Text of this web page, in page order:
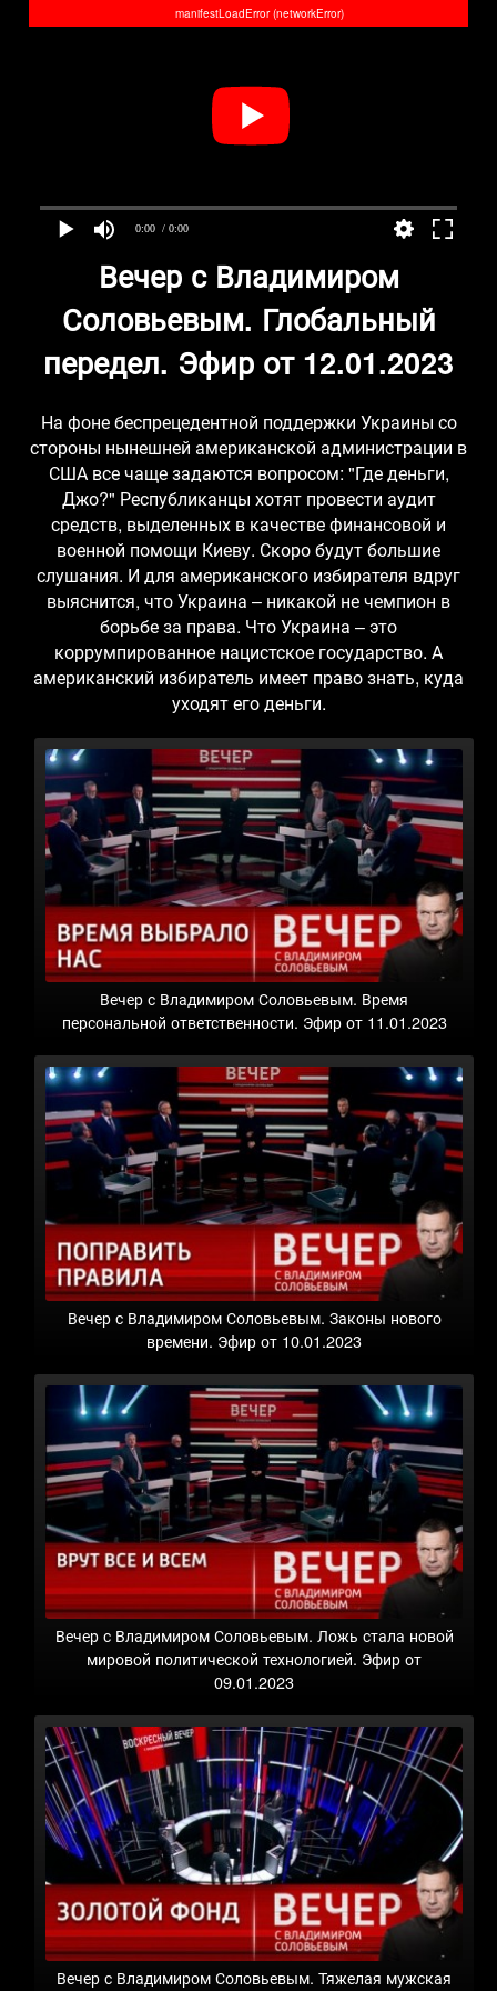
0:00 / 0:00
manifestLoadError (networkError)
Вечер с Владимиром
Соловьевым. Глобальный
передел. Эфир от 12.01.2023
На фоне беспрецедентной поддержки Украины со
стороны нынешней американской администрации в
США все чаще задаются вопросом: "Где деньги,
Джо?" Республиканцы хотят провести аудит
средств, выделенных в качестве финансовой и
военной помощи Киеву. Скоро будут большие
слушания. И для американского избирателя вдруг
выяснится, что Украина – никакой не чемпион в
борьбе за права. Что Украина – это
коррумпированное нацистское государство. А
американский избиратель имеет право знать, куда
уходят его деньги.
Вечер с Владимиром Соловьевым. Время
персональной ответственности. Эфир от 11.01.2023
Вечер с Владимиром Соловьевым. Законы нового
времени. Эфир от 10.01.2023
Вечер с Владимиром Соловьевым. Ложь стала новой
мировой политической технологией. Эфир от
09.01.2023
Вечер с Владимиром Соловьевым. Тяжелая мужская